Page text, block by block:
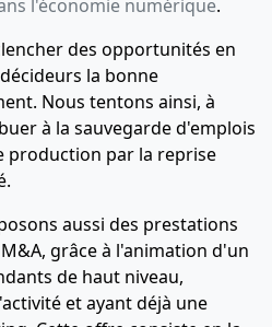
l'économie numérique.
des opportunités en
la bonne
Nous tentons ainsi, à
à la sauvegarde d'emplois
production par la reprise
aussi des prestations
grâce à l'animation d'un
de haut niveau,
et ayant déjà une